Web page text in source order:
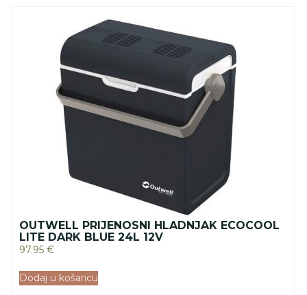
OUTWELL PRIJENOSNI HLADNJAK ECOCOOL
LITE DARK BLUE 24L 12V
97.95 €
Dodaj u košaricu